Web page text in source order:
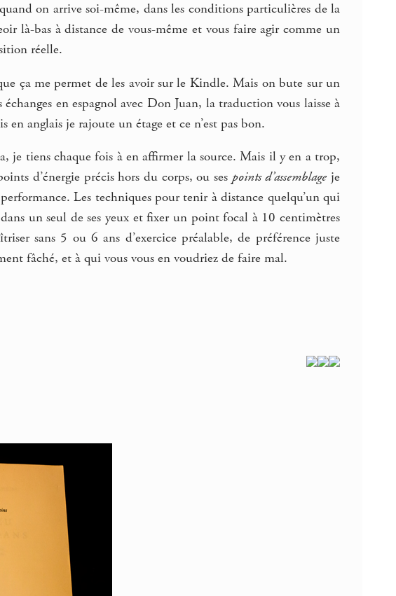
on arrive soi-même, dans les conditions particulières de la
là-bas à distance de vous-même et vous faire agir comme un
réelle.
ça me permet de les avoir sur le Kindle. Mais on bute sur un
en espagnol avec Don Juan, la traduction vous laisse à
anglais je rajoute un étage et ce n’est pas bon.
je tiens chaque fois à en affirmer la source. Mais il y en a trop,
d’énergie précis hors du corps, ou ses points d’assemblage je
Les techniques pour tenir à distance quelqu’un qui
un seul de ses yeux et fixer un point focal à 10 centimètres
sans 5 ou 6 ans d’exercice préalable, de préférence juste
fâché, et à qui vous vous en voudriez de faire mal.